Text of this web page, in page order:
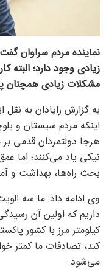
نماینده مردم سراوان
زیادی وجود دارد؛ البته
مشکلات زیادی همچنان
به گزارش رایادان به نقل
اینکه مردم سیستان و
هرجا دولتمردان قدمی
نیکی یاد می‌کنند؛ اما
بحث راه‌ها، بهداشت و
وی ادامه داد: ما سه
کیلومتر مرز با کشور
کند، تصادفات ما کمتر
می‌شود.